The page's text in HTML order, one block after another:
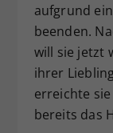
aufgrund
beenden.
will sie jetzt
ihrer
erreichte
bereits das